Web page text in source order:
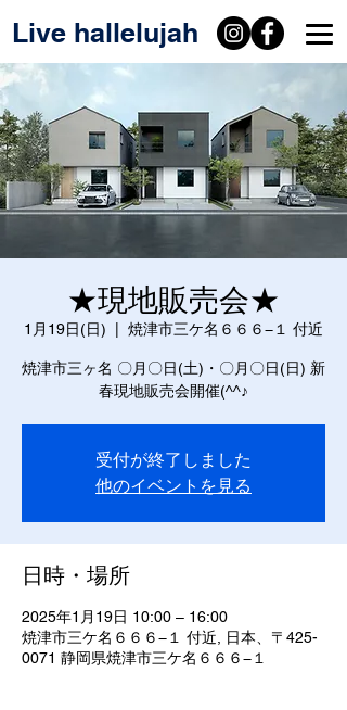
Live hallelujah
★現地販売会★
1月19日(日) 焼津市三ケ名６６６−１ 付近
焼津市三ヶ名 〇月〇日(土)・〇月〇日(日) 新
春現地販売会開催(^^♪
受付が終了しました
他のイベントを見る
日時・場所
2025年1月19日 10:00 – 16:00
焼津市三ケ名６６６−１ 付近, 日本、〒425-
0071 静岡県焼津市三ケ名６６６−１